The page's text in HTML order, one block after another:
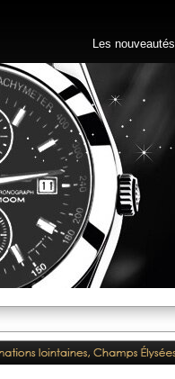
Les nouveautés